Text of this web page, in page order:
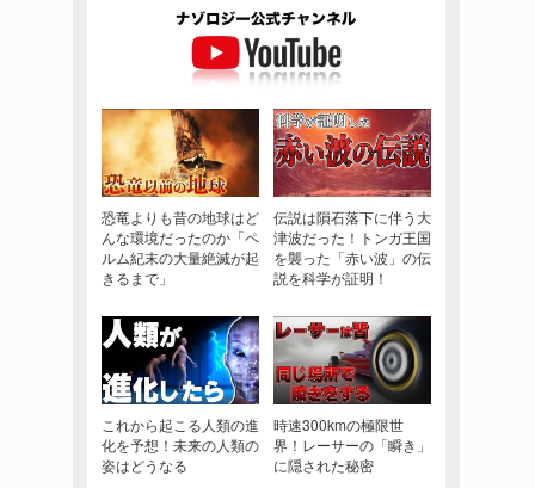
恐竜よりも昔の地球はど
んな環境だったのか「ペ
ルム紀末の大量絶滅が起
きるまで」
伝説は隕石落下に伴う大
津波だった！トンガ王国
を襲った「赤い波」の伝
説を科学が証明！
これから起こる人類の進
化を予想！未来の人類の
姿はどうなる
時速300kmの極限世
界！レーサーの「瞬き」
に隠された秘密